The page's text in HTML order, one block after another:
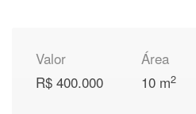
Valor
R$ 400.000
Área
10 m2